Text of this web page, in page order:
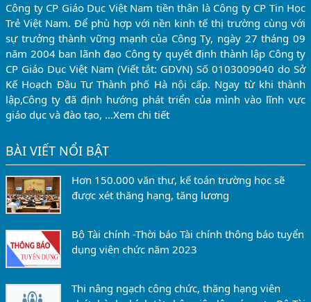
Công ty CP Giáo Dục Việt Nam tiền thân là Công ty CP Tin Học
Trẻ Việt Nam. Để phù hợp với nền kinh tế thị trường cùng với
sự trưởng thành vững mạnh của Công Ty, ngày 27 tháng 09
năm 2004 ban lãnh đạo Công ty quyết định thành lập Công ty
CP Giáo Dục Việt Nam (Viết tắt: GDVN) Số 0103009040 do Sở
Kế Hoạch Đầu Tư Thành phố Hà nội cấp. Ngay từ khi thành
lập,Công ty đã định hướng phát triển của mình vào lĩnh vực
giáo dục và đào tạo, …Xem chi tiết
BÀI VIẾT NỔI BẬT
Hơn 150.000 văn thư, kế toán trường học sẽ
được xét thăng hạng, tăng lương
Bộ Tài chính -Thời báo Tài chính thông báo tuyển
dụng viên chức năm 2023
Thi nâng ngạch công chức, thăng hạng viên